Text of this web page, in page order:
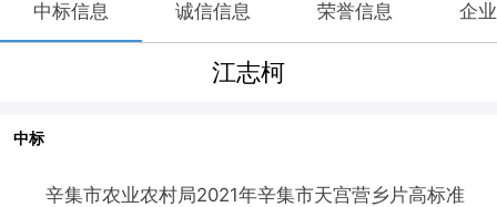
中标信息 诚信信息 荣誉信息 企
江志柯
中标
辛集市农业农村局2021年辛集市天宫营乡片高标准